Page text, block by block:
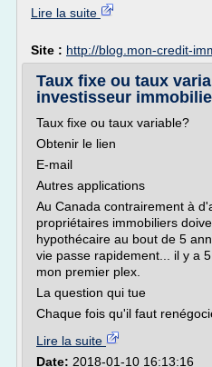
Lire la suite
Site : http://blog.mon-credit-
Taux fixe ou taux
investisseur
Taux fixe ou taux variable?
Obtenir le lien
E-mail
Autres applications
Au Canada contrairement à
propriétaires immobiliers
hypothécaire au bout de 5
vie passe rapidement... il y a
mon premier plex.
La question qui tue
Chaque fois qu'il faut
Lire la suite
Date: 2018-01-10 16:13:16